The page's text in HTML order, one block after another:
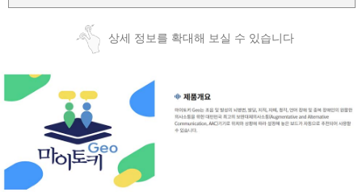
상세 정보를 확대해 보실 수 있습니다